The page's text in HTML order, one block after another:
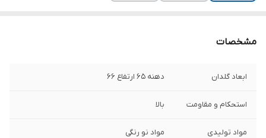
مشخصات
ابعاد گلدان دهنه ۶۵ ارتفاع ۶۶
استحکام و مقاومت بالا
مواد تولیدی مواد نو رنگی